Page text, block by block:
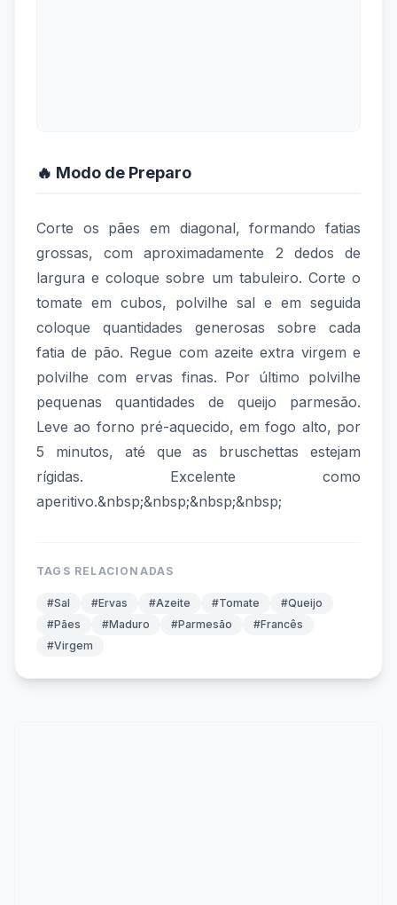
🔥 Modo de Preparo
Corte os pães em diagonal, formando fatias
grossas, com aproximadamente 2 dedos de
largura e coloque sobre um tabuleiro. Corte o
tomate em cubos, polvilhe sal e em seguida
coloque quantidades generosas sobre cada
fatia de pão. Regue com azeite extra virgem e
polvilhe com ervas finas. Por último polvilhe
pequenas quantidades de queijo parmesão.
Leve ao forno pré-aquecido, em fogo alto, por
5 minutos, até que as bruschettas estejam
rígidas. Excelente como
aperitivo.&nbsp;&nbsp;&nbsp;&nbsp;
TAGS RELACIONADAS
#Sal #Ervas #Azeite #Tomate
#Queijo
#Pães
#Maduro #Parmesão
#Francês
#Virgem